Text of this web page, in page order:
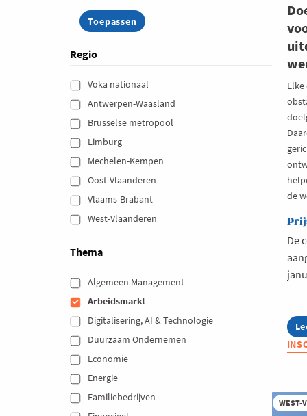
Regio
Voka nationaal
Antwerpen-Waasland
Brusselse metropool
Limburg
Mechelen-Kempen
Oost-Vlaanderen
Vlaams-Brabant
West-Vlaanderen
Thema
Algemeen Management
Arbeidsmarkt
Digitalisering, AI & Technologie
Duurzaam Ondernemen
Economie
Energie
Familiebedrijven
de
De
op
de
WEST-